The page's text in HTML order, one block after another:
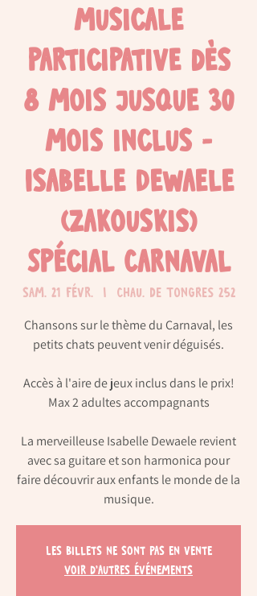
musicale
participative dès
8 mois jusque 30
mois inclus -
Isabelle Dewaele
(Zakouskis)
Spécial Carnaval
sam. 21 févr.
  |
Chau. de Tongres 252
Chansons sur le thème du Carnaval, les
petits chats peuvent venir déguisés.
Accès à l'aire de jeux inclus dans le prix!
Max 2 adultes accompagnants
La merveilleuse Isabelle Dewaele revient
avec sa guitare et son harmonica pour
faire découvrir aux enfants le monde de la
Les billets ne sont pas en vente
Voir d'autres événements